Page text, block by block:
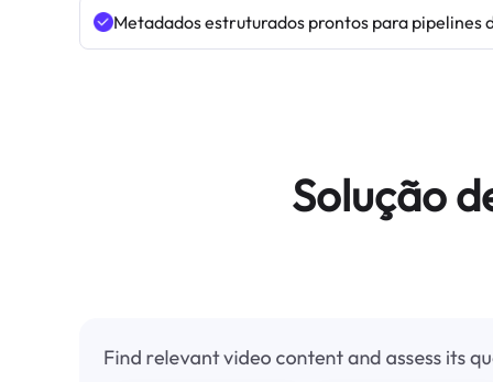
Metadados estruturados prontos para pipelines
Solução